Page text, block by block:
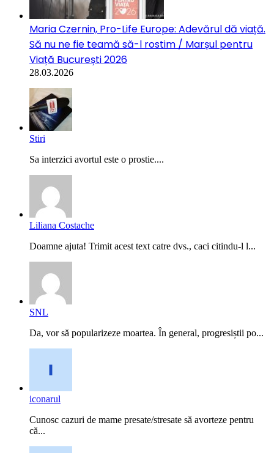
Maria Czernin, Pro-Life Europe: Adevărul dă viață.
Să nu ne fie teamă să-l rostim / Marșul pentru
Viață București 2026
28.03.2026
Stiri
Sa interzici avortul este o prostie....
Liliana Costache
Doamne ajuta! Trimit acest text catre dvs., caci citindu-l l...
SNL
Da, vor să popularizeze moartea. În general, progresiștii po...
iconarul
Cunosc cazuri de mame presate/stresate să avorteze pentru
că...